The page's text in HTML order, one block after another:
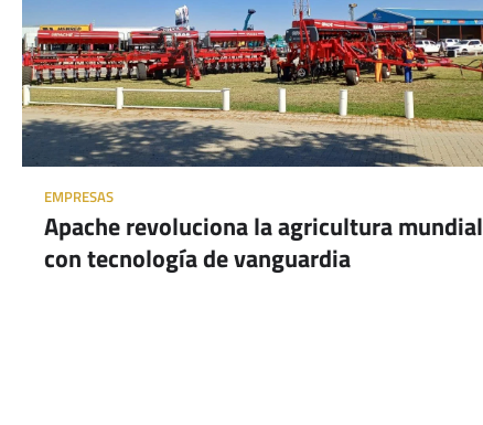
EMPRESAS
Apache revoluciona la agricultura mundial
con tecnología de vanguardia